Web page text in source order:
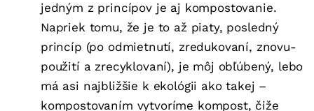
jedným z princípov je aj kompostovanie.
Napriek tomu, že je to až piaty, posledný
princíp (po odmietnutí, zredukovaní, znovu-
použití a zrecyklovaní), je môj obľúbený, lebo
má asi najbližšie k ekológii ako takej –
kompostovaním vytvoríme kompost, čiže